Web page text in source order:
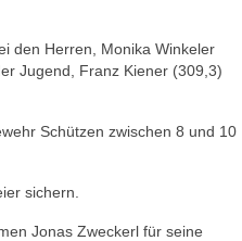
den Herren, Monika Winkeler
Jugend, Franz Kiener (309,3)
Schützen zwischen 8 und 10
sichern.
Jonas Zweckerl für seine